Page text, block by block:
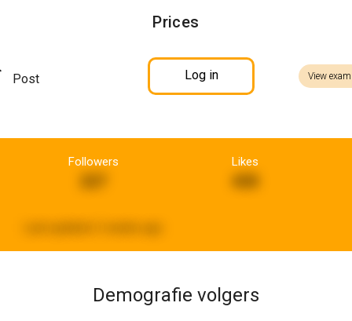
Prices
Post Log in View
Followers Likes
Demografie volgers